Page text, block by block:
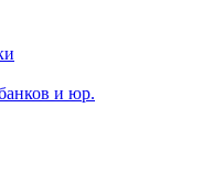
и юр.